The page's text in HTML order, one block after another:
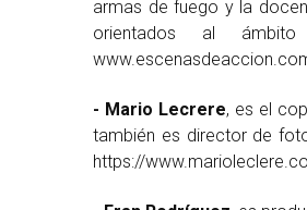
armas de fuego y la
orientados al
- Mario Lecrere, es el
también es director de
https://